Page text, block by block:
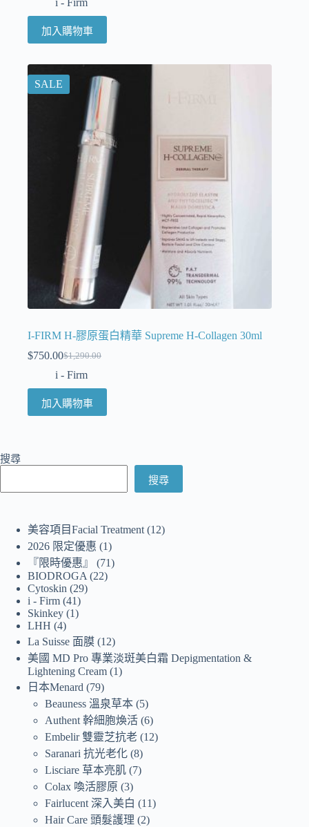
i - Firm
加入購物車
SALE
I-FIRM H-膠原蛋白精華 Supreme H-Collagen 30ml
$1,290.00
$750.00
i - Firm
加入購物車
搜尋
搜尋
美容項目Facial Treatment 12
2026 限定優惠
1
『限時優惠』
71
BIODROGA 22
Cytoskin 29
i - Firm 41
Skinkey 1
LHH 4
La Suisse 面膜 12
美國 MD Pro 專業淡斑美白霜 Depigmentation &
Lightening Cream 1
日本Menard 79
Beauness 溫泉草本 5
Authent 幹細胞煥活 6
Embelir 雙靈芝抗老 12
Saranari 抗光老化 8
Lisciare 草本亮肌 7
Colax 喚活膠原 3
Fairlucent 深入美白
11
Hair Care 頭髮護理 2